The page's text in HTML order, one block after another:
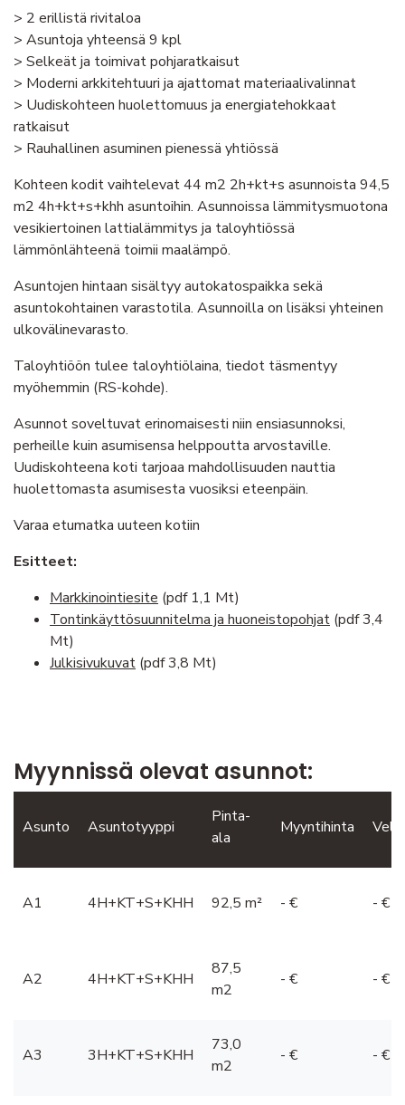
> 2 erillistä rivitaloa
> Asuntoja yhteensä 9 kpl
> Selkeät ja toimivat pohjaratkaisut
> Moderni arkkitehtuuri ja ajattomat materiaalivalinnat
> Uudiskohteen huolettomuus ja energiatehokkaat
ratkaisut
> Rauhallinen asuminen pienessä yhtiössä
Kohteen kodit vaihtelevat 44 m2 2h+kt+s asunnoista 94,5
m2 4h+kt+s+khh asuntoihin. Asunnoissa lämmitysmuotona
vesikiertoinen lattialämmitys ja taloyhtiössä
lämmönlähteenä toimii maalämpö.
Asuntojen hintaan sisältyy autokatospaikka sekä
asuntokohtainen varastotila. Asunnoilla on lisäksi yhteinen
ulkovälinevarasto.
Taloyhtiöön tulee taloyhtiölaina, tiedot täsmentyy
myöhemmin (RS-kohde).
Asunnot soveltuvat erinomaisesti niin ensiasunnoksi,
perheille kuin asumisensa helppoutta arvostaville.
Uudiskohteena koti tarjoaa mahdollisuuden nauttia
huolettomasta asumisesta vuosiksi eteenpäin.
Varaa etumatka uuteen kotiin
Esitteet:
Markkinointiesite (pdf 1,1 Mt)
Tontinkäyttösuunnitelma ja huoneistopohjat (pdf 3,4
Mt)
Julkisivukuvat (pdf 3,8 Mt)
Myynnissä olevat asunnot:
Asunto Asuntotyyppi
Pinta-
ala
Myyntihinta
A1 4H+KT+S+KHH 92,5 m² - € - €
A2 4H+KT+S+KHH
87,5
m2
- € - €
A3 3H+KT+S+KHH
73,0
m2
- € - €